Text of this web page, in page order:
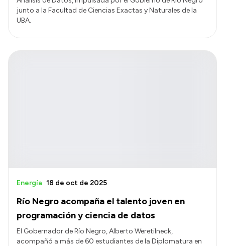
junto a la Facultad de Ciencias Exactas y Naturales de la
UBA.
Río Negro acompaña el talento joven en
programación y ciencia de datos
Energía 18 de oct de 2025
El Gobernador de Río Negro, Alberto Weretilneck,
acompañó a más de 60 estudiantes de la Diplomatura en